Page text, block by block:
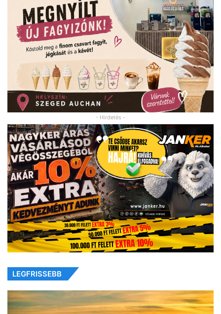
- Hirdetés -
LEGFRISSEBB